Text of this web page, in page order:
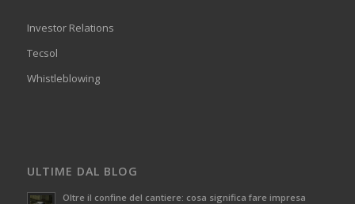
Investor Relations
Tecsol
Whistleblowing
ULTIME DAL BLOG
Oltre il confine del cantiere: cosa significa fare impresa